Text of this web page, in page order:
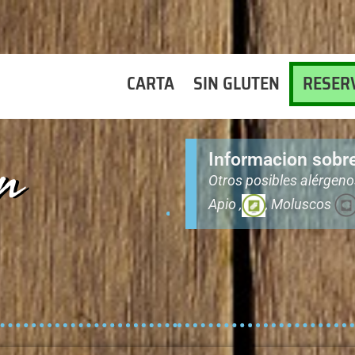
CARTA SIN GLUTEN
Informacion
Otros posibles
Apio ,
, Moluscos